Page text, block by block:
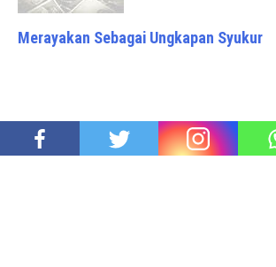
Merayakan Sebagai Ungkapan Syukur